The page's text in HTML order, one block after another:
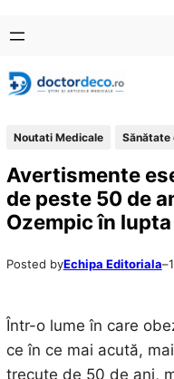
conținut
content
Noutati Medicale Sănătate
Avertismente
de peste 50 de
Ozempic în
Posted byEchipa Editoriala–
Într-o lume în care
ce în ce mai acută,
trecute de 50 de ani,